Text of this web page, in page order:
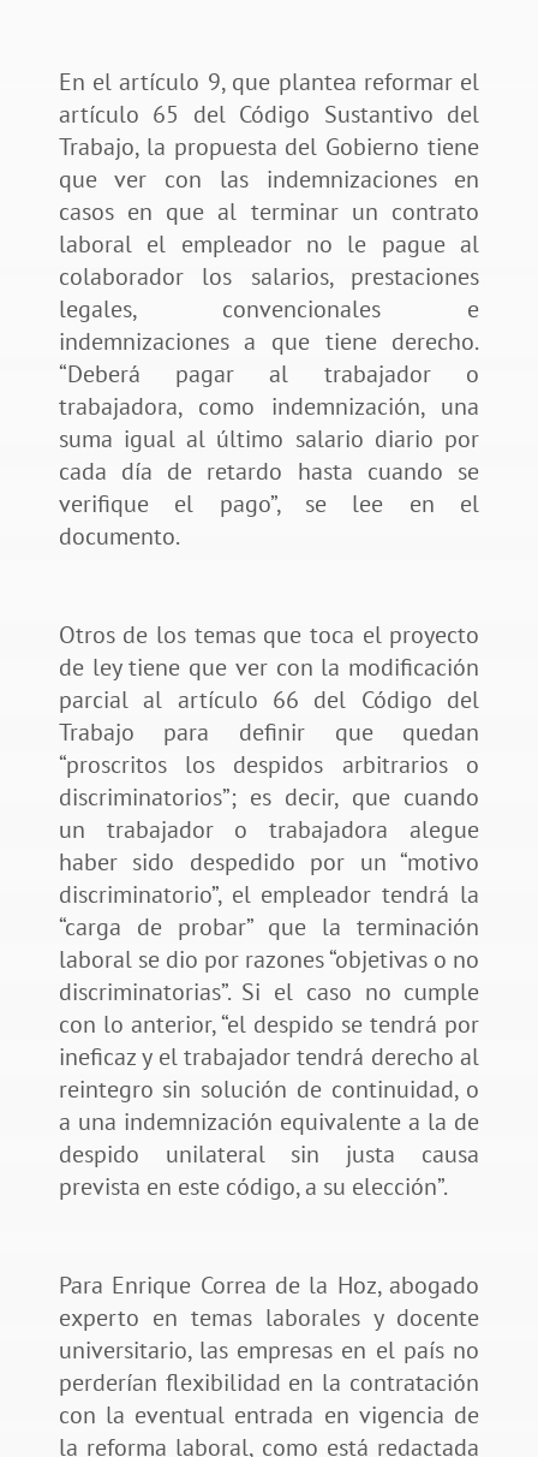
En el artículo 9, que plantea reformar el
artículo 65 del Código Sustantivo del
Trabajo, la propuesta del Gobierno tiene
que ver con las indemnizaciones en
casos en que al terminar un contrato
laboral el empleador no le pague al
colaborador los salarios, prestaciones
legales, convencionales e
indemnizaciones a que tiene derecho.
“Deberá pagar al trabajador o
trabajadora, como indemnización, una
suma igual al último salario diario por
cada día de retardo hasta cuando se
verifique el pago”, se lee en el
documento.
Otros de los temas que toca el proyecto
de ley tiene que ver con la modificación
parcial al artículo 66 del Código del
Trabajo para definir que quedan
“proscritos los despidos arbitrarios o
discriminatorios”; es decir, que cuando
un trabajador o trabajadora alegue
haber sido despedido por un “motivo
discriminatorio”, el empleador tendrá la
“carga de probar” que la terminación
laboral se dio por razones “objetivas o no
discriminatorias”. Si el caso no cumple
con lo anterior, “el despido se tendrá por
ineficaz y el trabajador tendrá derecho al
reintegro sin solución de continuidad, o
a una indemnización equivalente a la de
despido unilateral sin justa causa
prevista en este código, a su elección”.
Para Enrique Correa de la Hoz, abogado
experto en temas laborales y docente
universitario, las empresas en el país no
perderían flexibilidad en la contratación
con la eventual entrada en vigencia de
la reforma laboral, como está redactada